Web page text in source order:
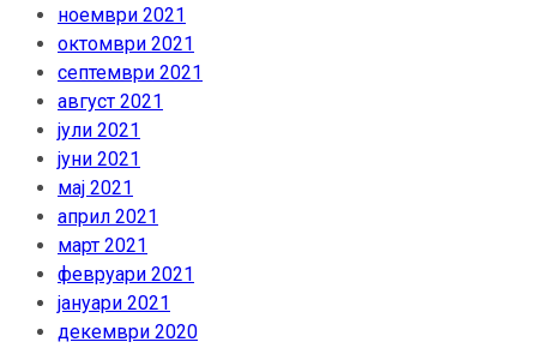
ноември 2021
октомври 2021
септември 2021
август 2021
јули 2021
јуни 2021
мај 2021
април 2021
март 2021
февруари 2021
јануари 2021
декември 2020